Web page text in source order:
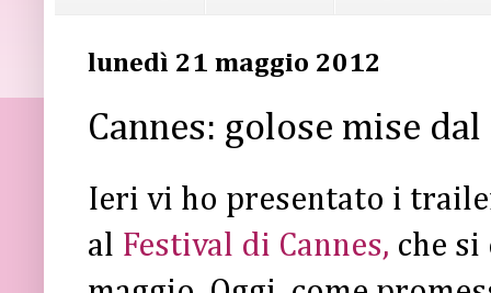
lunedì 21 maggio 2012
Cannes: golose mise
Ieri vi ho presentato i
al Festival di Cannes, che